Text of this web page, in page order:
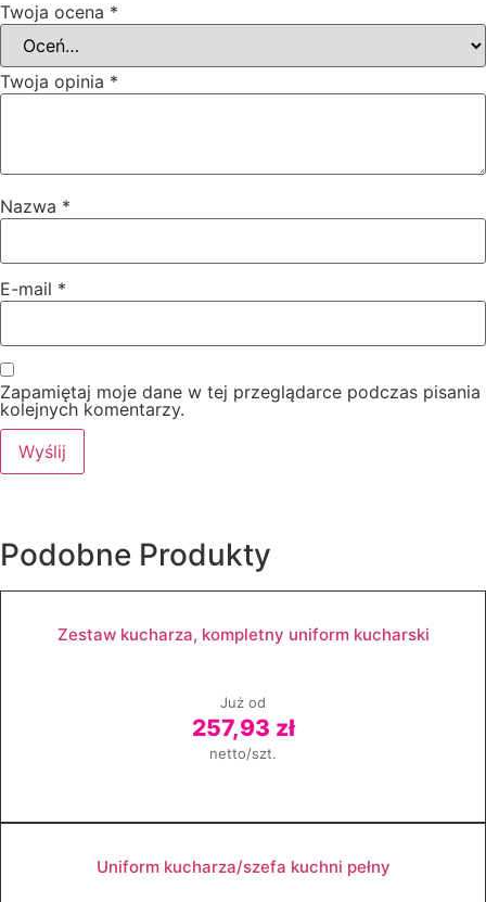
Twoja ocena *
Twoja opinia *
Nazwa *
E-mail *
Zapamiętaj moje dane w tej przeglądarce podczas pisania
kolejnych komentarzy.
Podobne Produkty
Zestaw kucharza, kompletny uniform kucharski
Już od
257,93 zł
netto/szt.
Uniform kucharza/szefa kuchni pełny